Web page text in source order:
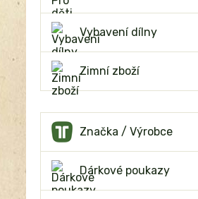
Vybavení dílny
Zimní zboží
Značka / Výrobce
Dárkové poukazy